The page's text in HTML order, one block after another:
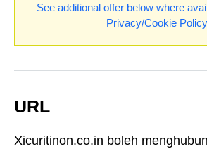
See additional offer below where
Privacy/Cookie Policy
URL
Xicuritinon.co.in boleh